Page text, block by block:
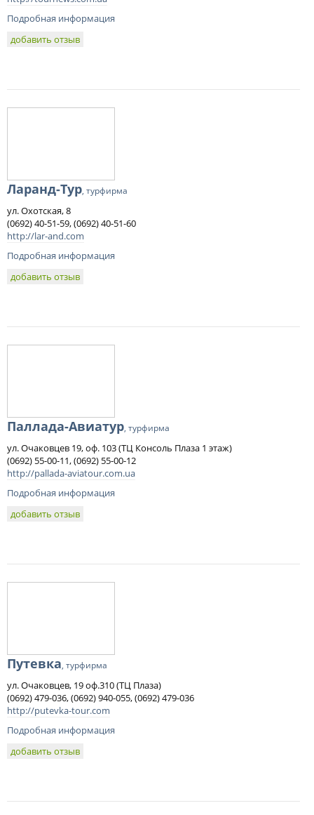
Подробная информация
добавить отзыв
Ларанд-Тур, турфирма
ул. Охотская, 8
(0692) 40-51-59, (0692) 40-51-60
http://lar-and.com
Подробная информация
добавить отзыв
Паллада-Авиатур, турфирма
ул. Очаковцев 19, оф. 103 (ТЦ Консоль Плаза 1 этаж)
(0692) 55-00-11, (0692) 55-00-12
http://pallada-aviatour.com.ua
Подробная информация
добавить отзыв
Путевка, турфирма
ул. Очаковцев, 19 оф.310 (ТЦ Плаза)
(0692) 479-036, (0692) 940-055, (0692) 479-036
http://putevka-tour.com
Подробная информация
добавить отзыв